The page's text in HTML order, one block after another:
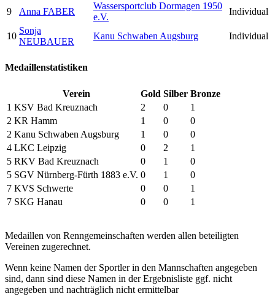
9
Anna FABER
Wassersportclub Dormagen 1950
e.V.
Individual
10
Sonja
NEUBAUER
Kanu Schwaben Augsburg Individual
Medaillenstatistiken
Verein Gold Silber Bronze
1 KSV Bad Kreuznach 2 0
1
2 KR Hamm 1 0
0
2 Kanu Schwaben Augsburg 1 0
0
4 LKC Leipzig 0 2
1
5 RKV Bad Kreuznach 0 1
0
5 SGV Nürnberg-Fürth 1883 e.V. 0 1
0
7 KVS Schwerte 0 0
1
7 SKG Hanau 0 0 1
Medaillen von Renngemeinschaften werden allen beteiligten
Vereinen zugerechnet.
Wenn keine Namen der Sportler in den Mannschaften angegeben
sind, dann sind diese Namen in der Ergebnisliste ggf. nicht
angegeben und nachträglich nicht ermittelbar